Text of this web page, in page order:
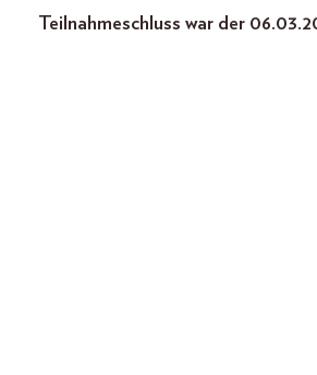
Teilnahmeschluss war der